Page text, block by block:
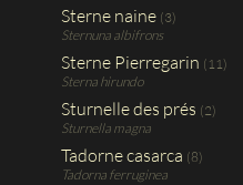
Sterne naine (3)
Sternuna albifrons
Sterne Pierregarin (11)
Sterna hirundo
Sturnelle des prés (2)
Sturnella magna
Tadorne casarca (8)
Tadorna ferruginea